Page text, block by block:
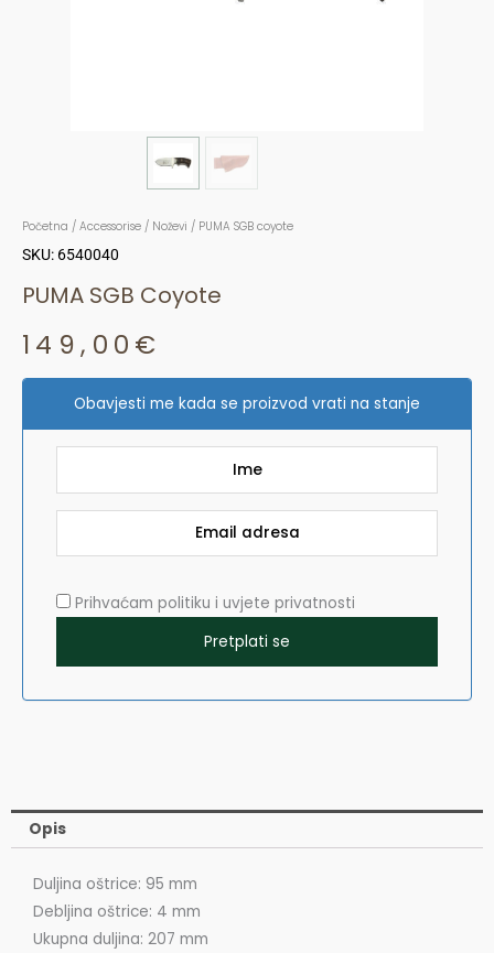
Početna / Accessorise / Noževi / PUMA SGB coyote
SKU: 6540040
PUMA SGB Coyote
149,00 €
Obavjesti me kada se proizvod vrati na stanje
Prihvaćam politiku i uvjete privatnosti
Opis
Duljina oštrice: 95 mm
Debljina oštrice: 4 mm
Ukupna duljina: 207 mm